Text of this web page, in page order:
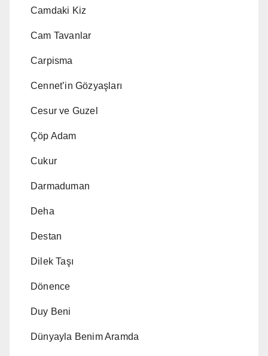
Camdaki Kiz
Cam Tavanlar
Carpisma
Cennet’in Gözyaşları
Cesur ve Guzel
Çöp Adam
Cukur
Darmaduman
Deha
Destan
Dilek Taşı
Dönence
Duy Beni
Dünyayla Benim Aramda